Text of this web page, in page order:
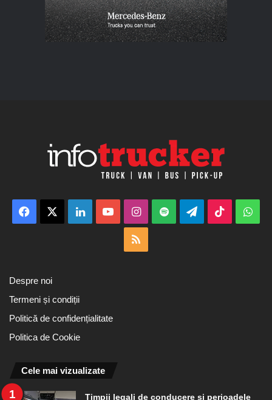
Facebook LinkedInYouTubeInstagram
Spotify TelegramTikTok
Despre noi
Termeni și condiții
Politică de confidențialitate
Politica de Cookie
Cele mai vizualizate
Timpii legali de conducere și perioadele